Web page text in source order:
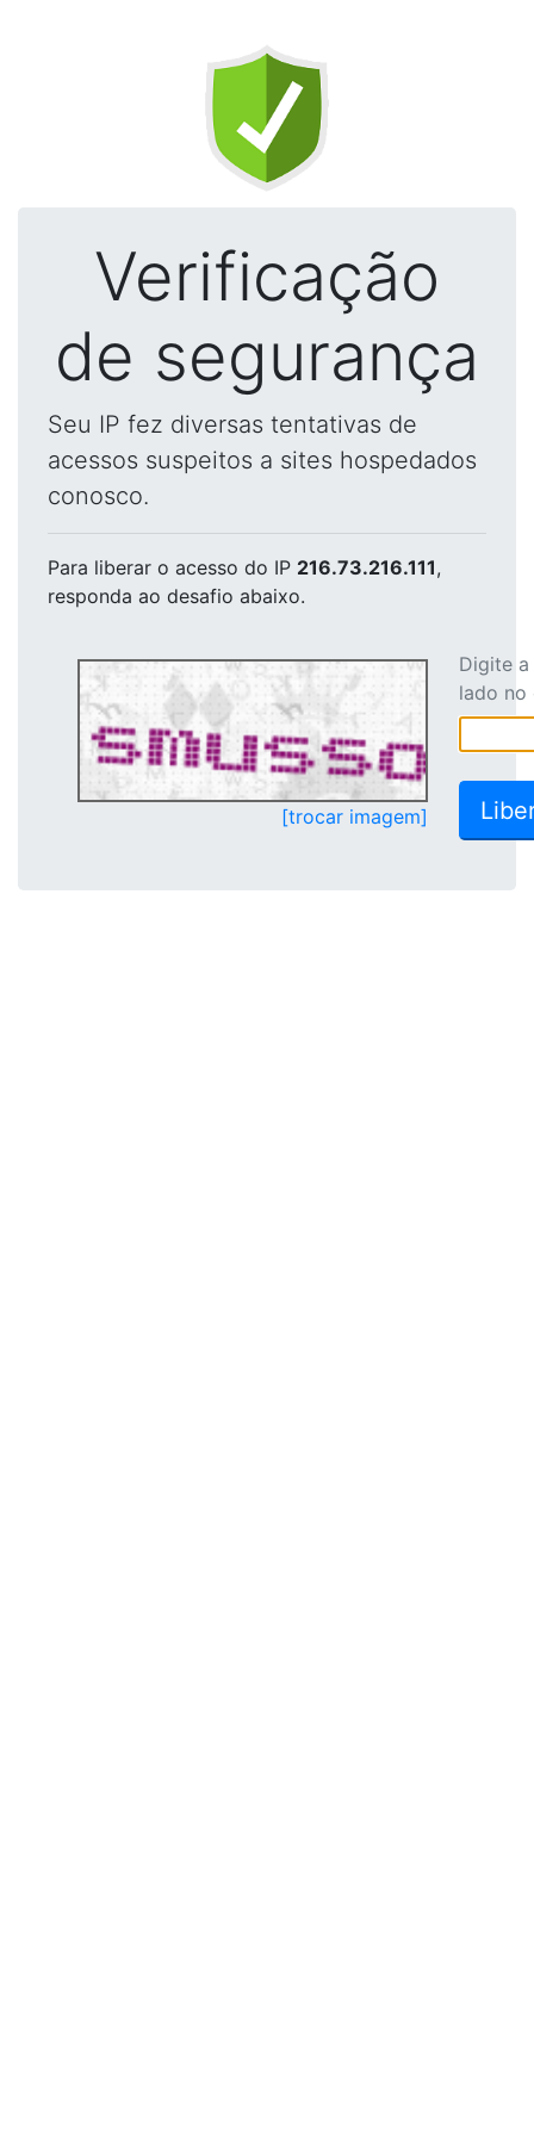
Verificação
de segurança
Seu IP fez diversas tentativas de
acessos suspeitos a sites hospedados
conosco.
Para liberar o acesso do IP 216.73.216.111,
responda ao desafio abaixo.
[trocar imagem]
Digite
lado no